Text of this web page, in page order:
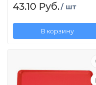
43.10 Руб./ шт
В корзину